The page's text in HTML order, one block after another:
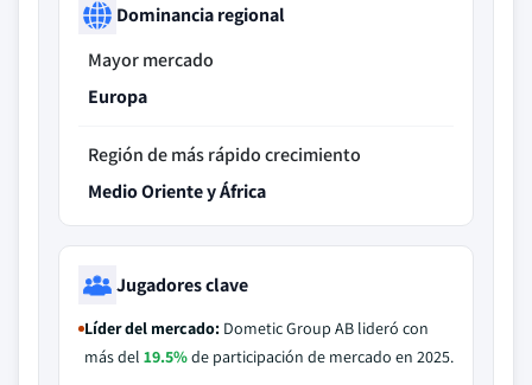
Dominancia regional
Mayor mercado
Europa
Región de más rápido crecimiento
Medio Oriente y África
Jugadores clave
Líder del mercado: Dometic Group AB lideró con
más del 19.5%de participación de mercado en 2025.